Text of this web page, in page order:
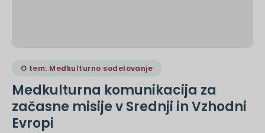
O tem: Medkulturno sodelovanje
Medkulturna komunikacija za
začasne misije v Srednji in Vzhodni
Evropi